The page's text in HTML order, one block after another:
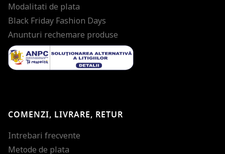
Modalitati de plata
Black Friday Fashion Days
Anunturi rechemare produse
COMENZI, LIVRARE, RETUR
Intrebari frecvente
Metode de plata